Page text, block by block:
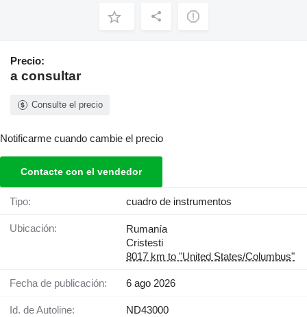
Precio:
a consultar
Consulte el precio
Notificarme cuando cambie el precio
Contacte con el vendedor
Tipo: cuadro de instrumentos
Ubicación:
Rumanía
Cristesti
8017 km to "United States/Columbus"
Fecha de publicación: 6 ago 2026
Id. de Autoline: ND43000